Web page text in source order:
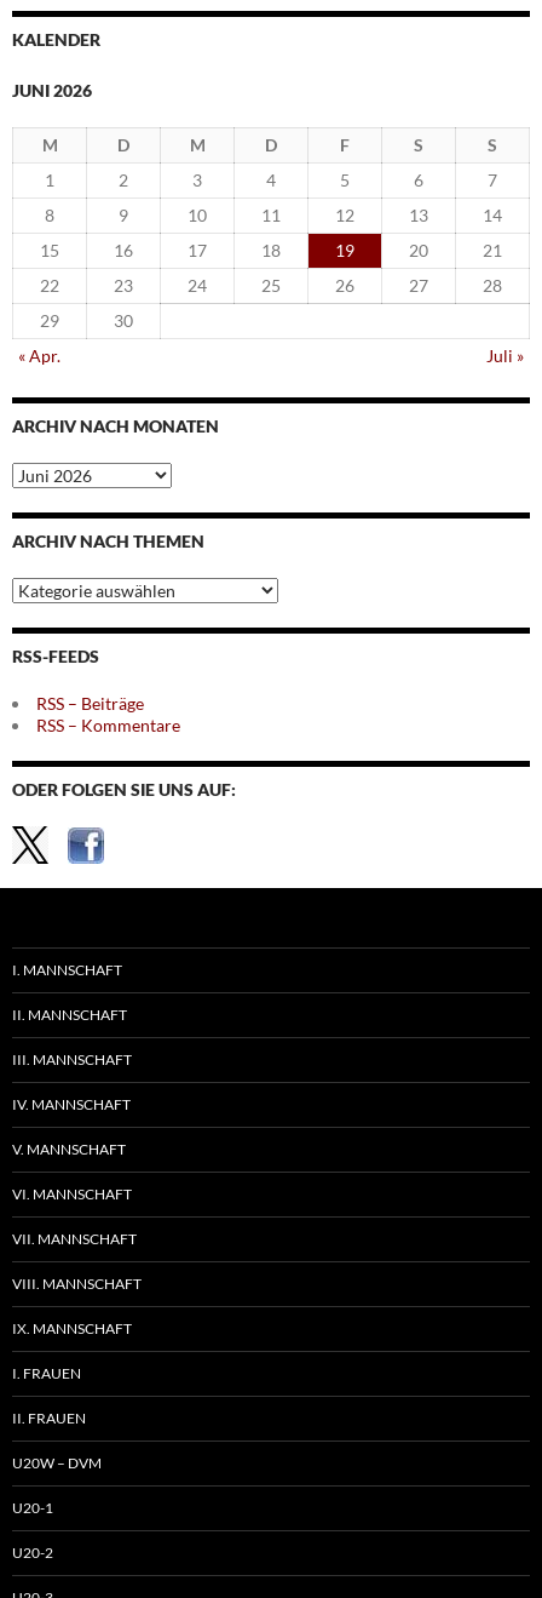
KALENDER
JUNI 2026
M D M D F S
S
1
2 3 4 5 6
7
8
9 10 11 12 13
14
15
16 17 18 19 20
21
22
23 24 25 26 27
28
29
30
« Apr.
Juli »
ARCHIV NACH MONATEN
Archiv
nach
Monaten
ARCHIV NACH THEMEN
Archiv
nach
Themen
RSS-FEEDS
RSS – Beiträge
RSS – Kommentare
ODER FOLGEN SIE UNS AUF:
I. MANNSCHAFT
II. MANNSCHAFT
III. MANNSCHAFT
IV. MANNSCHAFT
V. MANNSCHAFT
VI. MANNSCHAFT
VII. MANNSCHAFT
VIII. MANNSCHAFT
IX. MANNSCHAFT
I. FRAUEN
II. FRAUEN
U20W – DVM
U20-1
U20-2